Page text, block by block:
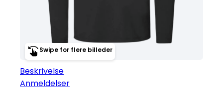
Swipe for flere billeder
Beskrivelse
Anmeldelser